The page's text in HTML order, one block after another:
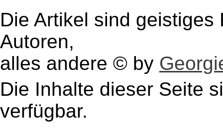
Die Artikel sind
Autoren,
alles andere © by
Die Inhalte dieser Seite
verfügbar.